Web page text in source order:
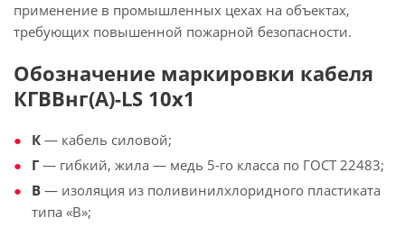
применение в промышленных цехах на объектах,
требующих повышенной пожарной безопасности.
Обозначение маркировки кабеля
КГВВнг(А)-LS 10х1
К — кабель силовой;
Г — гибкий, жила — медь 5-го класса по ГОСТ 22483;
В — изоляция из поливинилхлоридного пластиката
типа «В»;